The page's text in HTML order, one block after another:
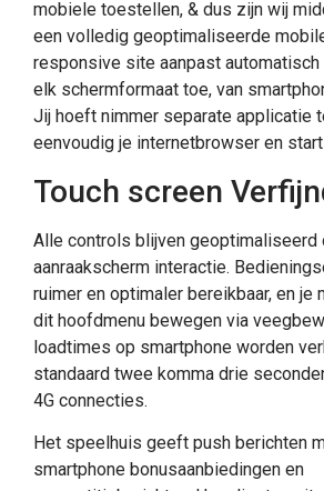
mobiele toestellen, & dus zijn wij
een volledig geoptimaliseerde
responsive site aanpast automatisch
elk schermformaat toe, van
Jij hoeft nimmer separate applicatie
eenvoudig je internetbrowser en
Touch screen
Alle controls blijven geoptimaliseerd
aanraakscherm interactie.
ruimer en optimaler bereikbaar, en je
dit hoofdmenu bewegen via
loadtimes op smartphone worden
standaard twee komma drie
4G connecties.
Het speelhuis geeft push berichten
smartphone bonusaanbiedingen en